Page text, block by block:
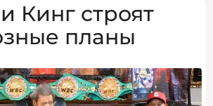
Кинг строят
планы